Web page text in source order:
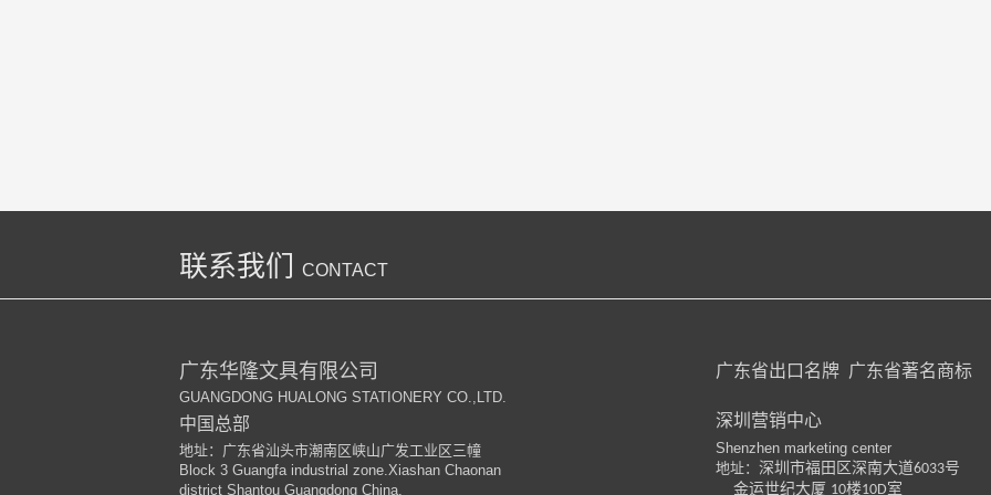
联系我们 CONTACT
广东华隆文具有限公司
GUANGDONG HUALONG STATIONERY CO.,LTD.
中国总部
地址：广东省汕头市潮南区峡山广发工业区三幢
Block 3 Guangfa industrial zone.Xiashan Chaonan
district Shantou Guangdong China.
广东省出口名牌 广东省著名商标
深圳营销中心
Shenzhen marketing center
地址： 深圳市福田区深南大道6033号
金运世纪大厦 10楼10D室